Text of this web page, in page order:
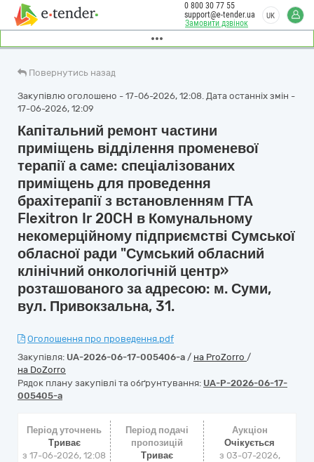
Замовити дзвінок
0 800 30 77 55
support@e-tender.ua
UK
Повернутись назад
Закупівлю оголошено - 17-06-2026, 12:08. Дата останніх змін -
17-06-2026, 12:09
Капітальний ремонт частини
приміщень відділення променевої
терапії а саме: спеціалізованих
приміщень для проведення
брахітерапії з встановленням ГТА
Flexitron Ir 20CH в Комунальному
некомерційному підприємстві Сумської
обласної ради "Сумський обласний
клінічний онкологічній центр»
розташованого за адресою: м. Суми,
вул. Привокзальна, 31.
Оголошення про проведення.pdf
Закупівля: UA-2026-06-17-005406-a / на ProZorro /
на DoZorro
Рядок плану закупівлі та обґрунтування: UA-P-2026-06-17-
005405-a
Період уточнень
Триває
з 17-06-2026, 12:08
Період подачі
пропозицій
Триває
Аукціон
Очікується
з 03-07-2026,